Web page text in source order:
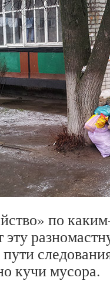
по
эту
кучи мусора.